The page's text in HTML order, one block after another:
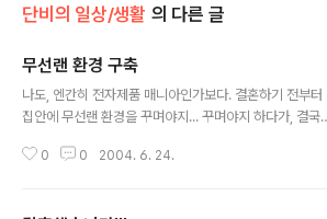
단비의 일상/생활 의 다른 글
무선랜 환경 구축
나도, 엔간히 전자제품 매니아인가보다. 결혼하기 전부터
집안에 무선랜 환경을 꾸며야지... 꾸며야지 하다가, 결국
원대 였드랬는데, 지금은 그게 12만원 대로 내려와 있었다.
0 0 2004. 6. 24.